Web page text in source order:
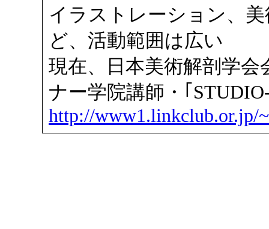
イラストレーション、
ど、活動範囲は広い
現在、日本美術解剖学会
ナー学院講師・｢
http://www1.linkclub.or.jp/